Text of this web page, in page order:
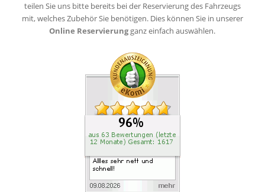
teilen Sie uns bitte bereits bei der Reservierung des Fahrzeugs
mit, welches Zubehör Sie benötigen. Dies können Sie in unserer
Online Reservierung ganz einfach auswählen.